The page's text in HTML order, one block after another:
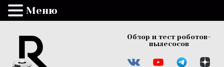
Обзор и тест роботов-
пылесосов
Меню